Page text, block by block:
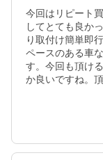
今回はリピート
してとても良か
り取付け簡単即
ペースのある車
す。今回も頂け
か良いですね。